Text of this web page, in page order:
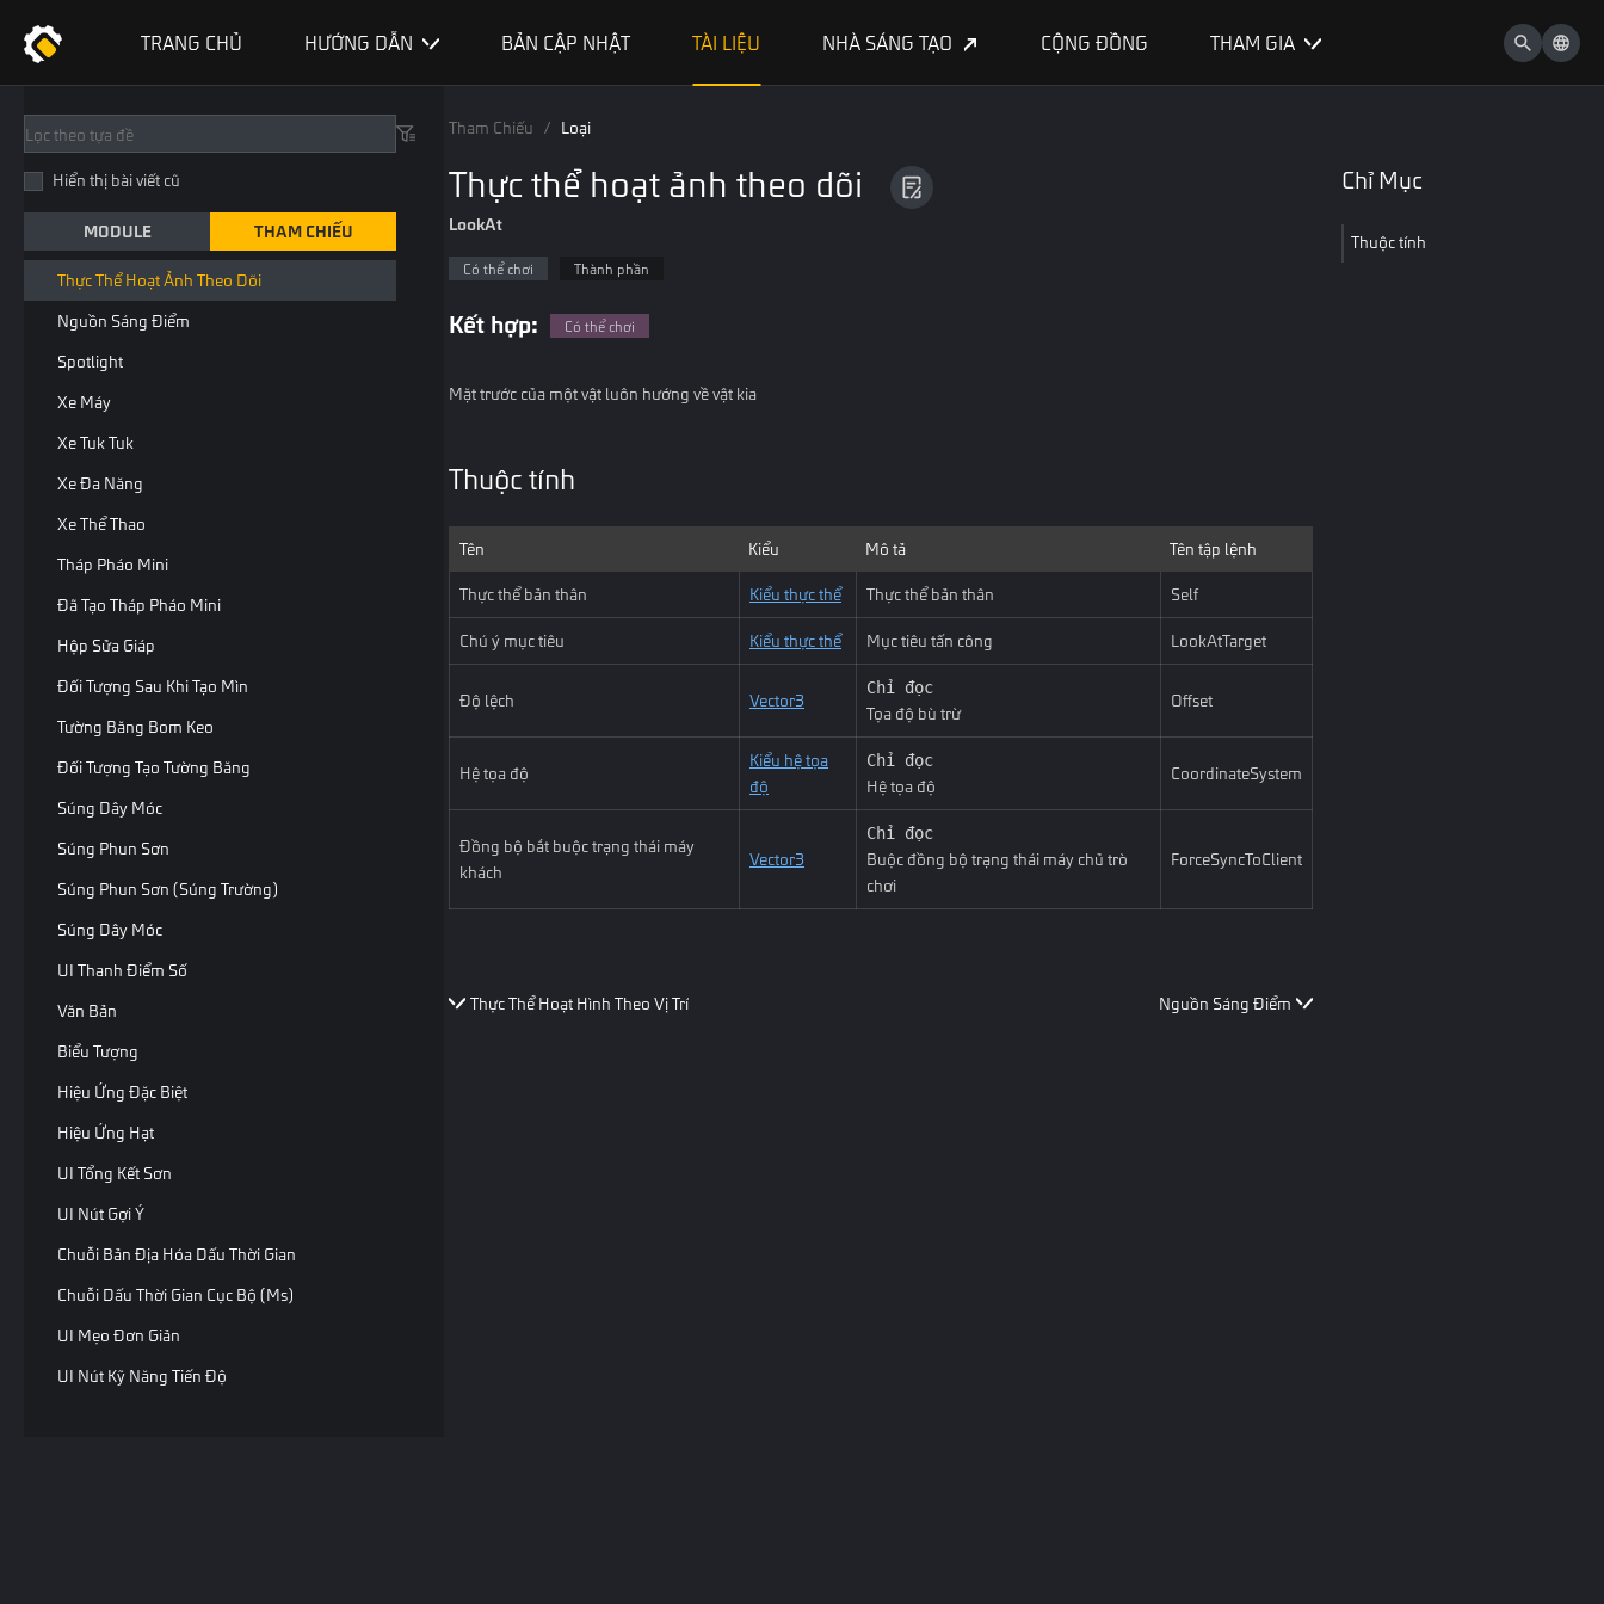
TRANG CHỦ HƯỚNG DẪN BẢN CẬP NHẬT TÀI LIỆU NHÀ SÁNG TẠO CỘNG ĐỒNG THAM GIA
Hiển thị bài viết cũ
MODULE THAM CHIẾU
Có Thể Chơi Hoặc Mảng Có Thể Chơi
Hoạt Ảnh Đạn Đạo
Chuyển Động Tự Thân Tương Đối
Chuyển Động Mỗi Khung Hình So Với Bản
Thực Thể Hoạt Hình Theo Vị Trí
Thực Thể Hoạt Ảnh Theo Dõi
Nguồn Sáng Điểm
Spotlight
Xe Máy
Xe Tuk Tuk
Xe Đa Năng
Xe Thể Thao
Tháp Pháo Mini
Đã Tạo Tháp Pháo Mini
Hộp Sửa Giáp
Đối Tượng Sau Khi Tạo Mìn
Tường Băng Bom Keo
Đối Tượng Tạo Tường Băng
Súng Dây Móc
Súng Phun Sơn
Súng Phun Sơn (súng Trường)
Súng Dây Móc
UI Thanh Điểm Số
Văn Bản
Biểu Tượng
Hiệu Ứng Đặc Biệt
Hiệu Ứng Hạt
UI Tổng Kết Sơn
UI Nút Gợi Ý
Chuỗi Bản Địa Hóa Dấu Thời Gian
Chuỗi Dấu Thời Gian Cục Bộ (ms)
UI Mẹo Đơn Giản
UI Nút Kỹ Năng Tiến Độ
Tham Chiếu / Loại
Thực thể hoạt ảnh theo dõi
LookAt
Có thể chơi Thành phần
Kết hợp: Có thể chơi
Mặt trước của một vật luôn hướng về vật kia
Thuộc tính
Tên Kiểu Mô tả Tên tập lệnh
Thực thể bản thân Kiểu thực thể Thực thể bản thân Self
Chú ý mục tiêu Kiểu thực thể Mục tiêu tấn công LookAtTarget
Độ lệch Vector3
Chỉ đọc
Tọa độ bù trừ
Offset
Hệ tọa độ
Kiểu hệ tọa
độ
Chỉ đọc
Hệ tọa độ
CoordinateSystem
Đồng bộ bắt buộc trạng thái máy
khách
Vector3
Chỉ đọc
Buộc đồng bộ trạng thái máy chủ trò
chơi
ForceSyncToClient
Thực Thể Hoạt Hình Theo Vị Trí Nguồn Sáng Điểm
Chỉ Mục
Thuộc tính